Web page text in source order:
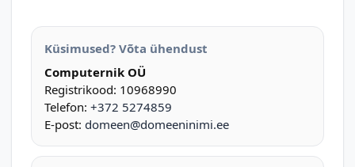
Küsimused? Võta ühendust
Computernik OÜ
Registrikood: 10968990
Telefon: +372 5274859
E-post: domeen@domeeninimi.ee